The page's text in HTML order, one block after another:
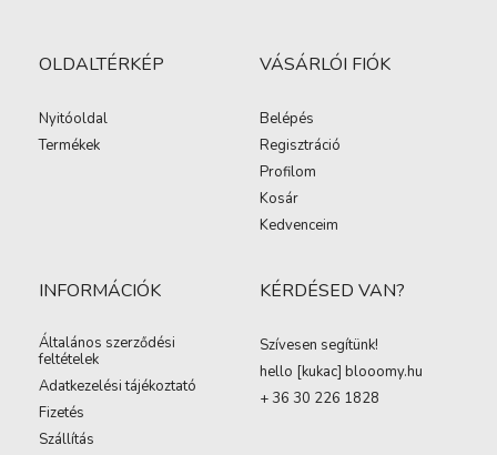
OLDALTÉRKÉP
Nyitóoldal
Termékek
VÁSÁRLÓI FIÓK
Belépés
Regisztráció
Profilom
Kosár
Kedvenceim
INFORMÁCIÓK
Általános szerződési
feltételek
Adatkezelési tájékoztató
Fizetés
Szállítás
KÉRDÉSED VAN?
Szívesen segítünk!
hello [kukac] blooomy.hu
+ 36 30 226 1828